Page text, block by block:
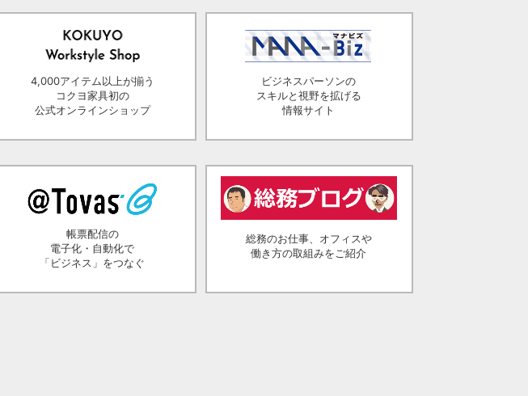
4,000アイテム以上が揃う
コクヨ家具初の
公式オンラインショップ
ビジネスパーソンの
スキルと視野を拡げる
情報サイト
帳票配信の
電子化・自動化で
「ビジネス」をつなぐ
総務のお仕事、オフィスや
働き方の取組みをご紹介